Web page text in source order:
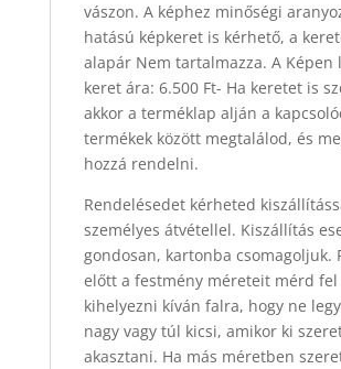
vászon. A képhez minőségi
hatású képkeret is kérhető, a
alapár Nem tartalmazza. A Képen
keret ára: 6.500 Ft- Ha keretet is
akkor a terméklap alján a
termékek között megtalálod, és
hozzá rendelni.
Rendelésedet kérheted
személyes átvétellel. Kiszállítás
gondosan, kartonba csomagoljuk.
előtt a festmény méreteit mérd fel
kihelyezni kíván falra, hogy ne
nagy vagy túl kicsi, amikor ki
akasztani. Ha más méretben